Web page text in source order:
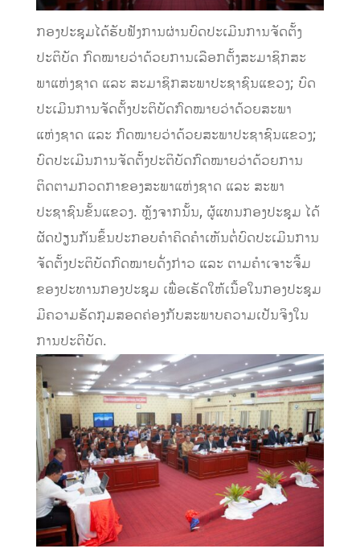
ກອງປະຊຸມໄດ້ຮັບຟັງການຜ່ານບົດປະເມີນການຈັດຕັ້ງ
ປະຕິບັດ ກົດໝາຍວ່າດ້ວຍການເລືອກຕັ້ງສະມາຊິກສະ
ພາແຫ່ງຊາດ ແລະ ສະມາຊິກສະພາປະຊາຊົນແຂວງ; ບົດ
ປະເມີນການຈັດຕັ້ງປະຕິບັດກົດໝາຍວ່າດ້ວຍສະພາ
ແຫ່ງຊາດ ແລະ ກົດໝາຍວ່າດ້ວຍສະພາປະຊາຊົນແຂວງ;
ບົດປະເມີນການຈັດຕັ້ງປະຕິບັດກົດໝາຍວ່າດ້ວຍການ
ຕິດຕາມກວດກາຂອງສະພາແຫ່ງຊາດ ແລະ ສະພາ
ປະຊາຊົນຂັ້ນແຂວງ. ຫຼັງຈາກນັ້ນ, ຜູ້ແທນກອງປະຊຸມ ໄດ້
ຜັດປ່ຽນກັນຂຶ້ນປະກອບຄຳຄິດຄໍາເຫັນຕໍ່ບົດປະເມີນການ
ຈັດຕັ້ງປະຕິບັດກົດໝາຍດັ່ງກ່າວ ແລະ ຕາມຄຳເຈາະຈີ້ມ
ຂອງປະທານກອງປະຊຸມ ເພື່ອເຮັດໃຫ້ເນື້ອໃນກອງປະຊຸມ
ມີຄວາມຮັດກຸມສອດຄ່ອງກັບສະພາບຄວາມເປັນຈິງໃນ
ການປະຕິບັດ.